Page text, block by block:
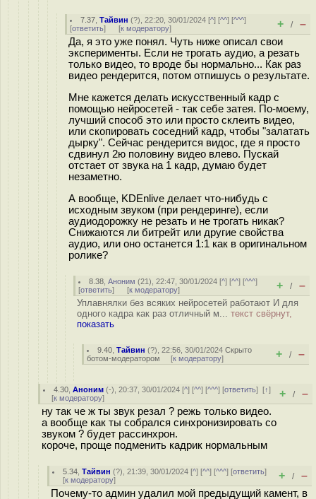
7.37 ,Тайвин (?), 22:20, 30/01/2024 [^] [^^] [^^^]
[ответить] [к модератору] + / –
Да, я это уже понял. Чуть ниже описал свои
эксперименты. Если не трогать аудио, а резать
только видео, то вроде бы нормально... Как раз
видео рендерится, потом отпишусь о результате.
Мне кажется делать искусственный кадр с
помощью нейросетей - так себе затея. По-моему,
лучший способ это или просто склеить видео,
или скопировать соседний кадр, чтобы "залатать
дырку". Сейчас рендерится видос, где я просто
сдвинул 2ю половину видео влево. Пускай
отстает от звука на 1 кадр, думаю будет
незаметно.
А вообще, KDEnlive делает что-нибудь с
исходным звуком (при рендеринге), если
аудиодорожку не резать и не трогать никак?
Снижаются ли битрейт или другие свойства
аудио, или оно останется 1:1 как в оригинальном
ролике?
8.38 ,Аноним (21), 22:47, 30/01/2024 [^] [^^] [^^^]
[ответить] [к модератору] + / –
Уплавнялки без всяких нейросетей работают И для
одного кадра как раз отличный м... текст свёрнут,
показать
9.40 ,Тайвин (?), 22:56, 30/01/2024Скрыто
ботом-модератором [к модератору] + / –
4.30 ,Аноним (-), 20:37, 30/01/2024 [^] [^^] [^^^] [ответить][↑]
[к модератору] + / –
ну так че ж ты звук резал ? режь только видео.
а вообще как ты собрался синхронизировать со
звуком ? будет рассинхрон.
короче, проще подменить кадрик нормальным
5.34 ,Тайвин (?), 21:39, 30/01/2024 [^] [^^] [^^^] [ответить]
[к модератору] + / –
Почему-то админ удалил мой предыдущий камент, в